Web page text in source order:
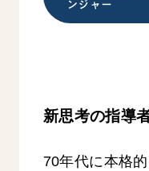
ンジャー
新思考の指導
70年代に本格